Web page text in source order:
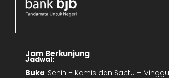
Jam Berkunjung
Jadwal:
Buka: Senin – Kamis dan Sabtu – Minggu